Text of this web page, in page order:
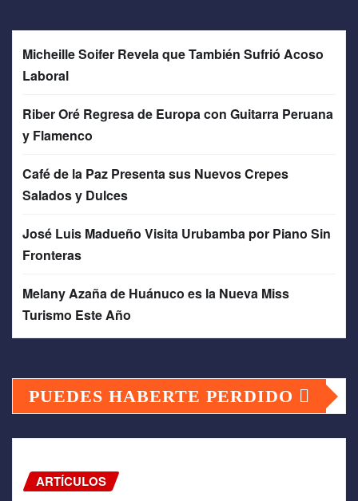
Micheille Soifer Revela que También Sufrió Acoso
Laboral
Riber Oré Regresa de Europa con Guitarra Peruana
y Flamenco
Café de la Paz Presenta sus Nuevos Crepes
Salados y Dulces
José Luis Madueño Visita Urubamba por Piano Sin
Fronteras
Melany Azaña de Huánuco es la Nueva Miss
Turismo Este Año
PUEDES HABERTE PERDIDO
ARTÍCULOS